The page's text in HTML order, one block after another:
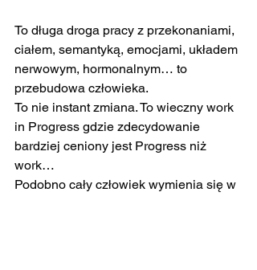
To długa droga pracy z przekonaniami,
ciałem, semantyką, emocjami, układem
nerwowym, hormonalnym… to
przebudowa człowieka.
To nie instant zmiana. To wieczny work
in Progress gdzie zdecydowanie
bardziej ceniony jest Progress niż
work…
Podobno cały człowiek wymienia się w